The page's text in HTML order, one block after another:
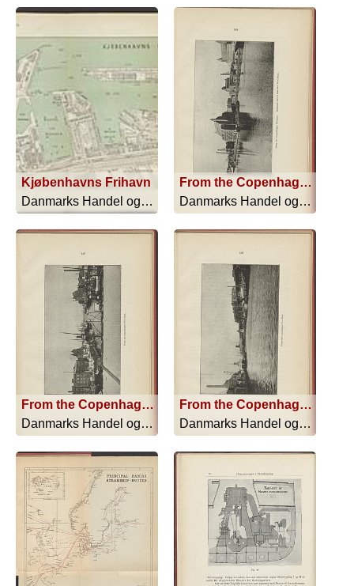
Kjøbenhavns Frihavn
Danmarks Handel og Industri - 1919
From the Copenhagen Freeport. Southern Part of East and West Basin
Danmarks Handel og Industri - 1919
From the Copenhagen Free Port
Danmarks Handel og Industri - 1919
From the Copenhagen Free Port
Danmarks Handel og Industri - 1919